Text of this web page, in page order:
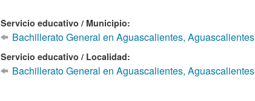
Servicio educativo / Municipio:
Bachillerato General en Aguascalientes, Aguascalientes
Servicio educativo / Localidad:
Bachillerato General en Aguascalientes, Aguascalientes